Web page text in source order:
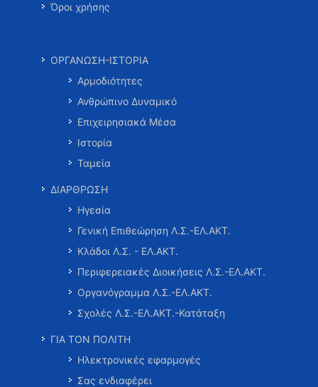
Όροι χρήσης
ΟΡΓΑΝΩΣΗ-ΙΣΤΟΡΙΑ
Αρμοδιότητες
Ανθρώπινο Δυναμικό
Επιχειρησιακά Μέσα
Ιστορία
Ταμεία
ΔΙΑΡΘΡΩΣΗ
Ηγεσία
Γενική Επιθεώρηση Λ.Σ.-ΕΛ.ΑΚΤ.
Κλάδοι Λ.Σ. - ΕΛ.ΑΚΤ.
Περιφερειακές Διοικήσεις Λ.Σ.-ΕΛ.ΑΚΤ.
Οργανόγραμμα Λ.Σ.-ΕΛ.ΑΚΤ.
Σχολές Λ.Σ.-ΕΛ.ΑΚΤ.-Κατάταξη
ΓΙΑ ΤΟΝ ΠΟΛΙΤΗ
Ηλεκτρονικές εφαρμογές
Σας ενδιαφέρει